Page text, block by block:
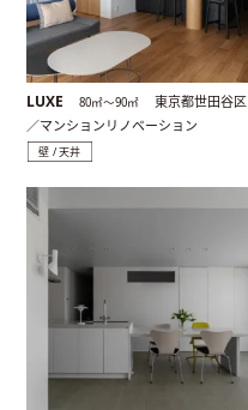
LUXE 80㎡〜90㎡
東京都世田谷区
／マンションリノベーション
壁 / 天井